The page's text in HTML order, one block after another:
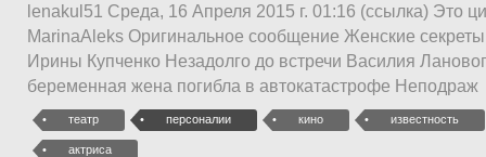
lenakul51 Среда, 16 Апреля 2015 г. 01:16 (ссылка) Это
MarinaAleks Оригинальное сообщение Женские
Ирины Купченко Незадолго до встречи Василия
беременная жена погибла в автокатастрофе Неподраж
театр персоналии кино известность
актриса